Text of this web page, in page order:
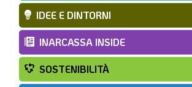
IDEE E DINTORNI
INARCASSA INSIDE
SOSTENIBILITÀ